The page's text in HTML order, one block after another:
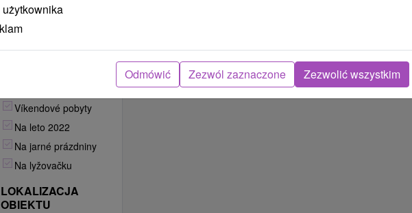
Detské tábory
Aktívna dovolenka
Agroturistika
Víkendové pobyty
Na leto 2022
Na jarné prázdniny
Na lyžovačku
LOKALIZACJA
OBIEKTU
Odmówić Zezwól zaznaczone Zezwolić wszystkim